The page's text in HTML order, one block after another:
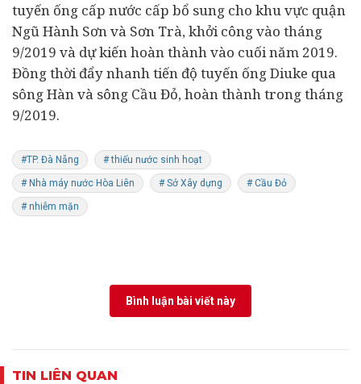
tuyến ống cấp nước cấp bổ sung cho khu vực quận
Ngũ Hành Sơn và Sơn Trà, khởi công vào tháng
9/2019 và dự kiến hoàn thành vào cuối năm 2019.
Đồng thời đẩy nhanh tiến độ tuyến ống Diuke qua
sông Hàn và sông Cầu Đỏ, hoàn thành trong tháng
9/2019.
#TP. Đà Nẵng # thiếu nước sinh hoạt
# Nhà máy nước Hòa Liên # Sở Xây dựng # Cầu Đỏ
# nhiễm mặn
Bình luận bài viết này
TIN LIÊN QUAN